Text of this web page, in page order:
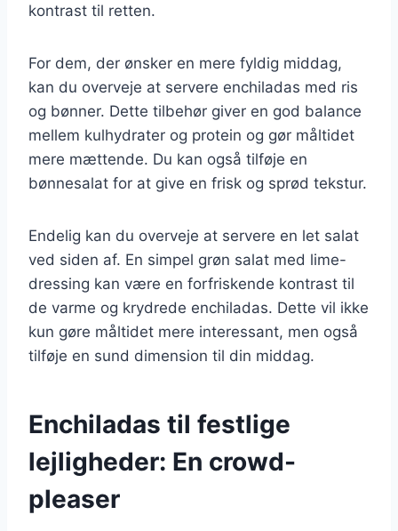
kontrast til retten.
For dem, der ønsker en mere fyldig middag,
kan du overveje at servere enchiladas med ris
og bønner. Dette tilbehør giver en god balance
mellem kulhydrater og protein og gør måltidet
mere mættende. Du kan også tilføje en
bønnesalat for at give en frisk og sprød tekstur.
Endelig kan du overveje at servere en let salat
ved siden af. En simpel grøn salat med lime-
dressing kan være en forfriskende kontrast til
de varme og krydrede enchiladas. Dette vil ikke
kun gøre måltidet mere interessant, men også
tilføje en sund dimension til din middag.
Enchiladas til festlige
lejligheder: En crowd-
pleaser